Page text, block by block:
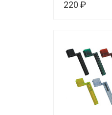
220 ₽